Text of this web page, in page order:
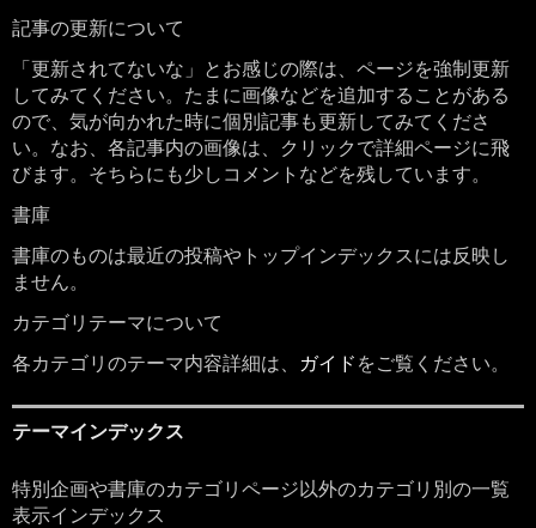
記事の更新について
「更新されてないな」とお感じの際は、ページを強制更新
してみてください。たまに画像などを追加することがある
ので、気が向かれた時に個別記事も更新してみてくださ
い。なお、各記事内の画像は、クリックで詳細ページに飛
びます。そちらにも少しコメントなどを残しています。
書庫
書庫のものは最近の投稿やトップインデックスには反映し
ません。
カテゴリテーマについて
各カテゴリのテーマ内容詳細は、
ガイド をご覧ください。
テーマインデックス
特別企画や書庫のカテゴリページ以外のカテゴリ別の一覧
表示インデックス